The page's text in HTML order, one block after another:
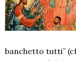
banchetto tutti”